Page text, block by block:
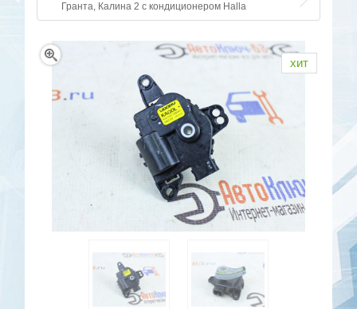
Гранта, Калина 2 с кондиционером Halla
хит